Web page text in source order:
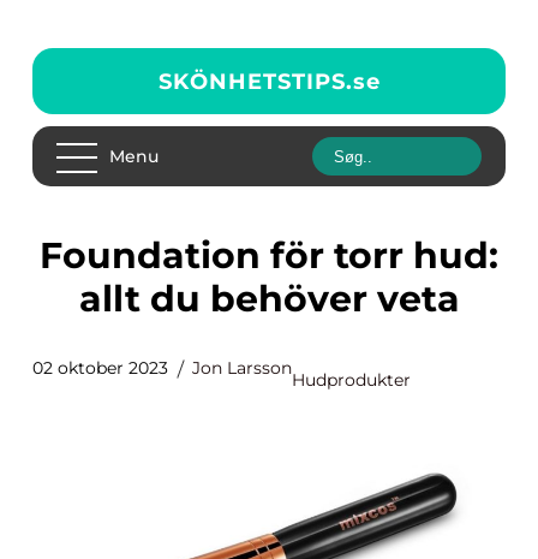
SKÖNHETSTIPS.se
Menu
Foundation för torr hud:
allt du behöver veta
02 oktober 2023 Jon Larsson
Hudprodukter